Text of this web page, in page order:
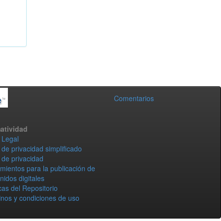
Comentarios
privacidad simplificado
privacidad
para la publicación de
digitales
del Repositorio
y condiciones de uso